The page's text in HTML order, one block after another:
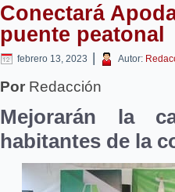
Conectará
puente peatonal
febrero 13, 2023 | Autor:
Por Redacción
Mejorarán la
habitantes de la